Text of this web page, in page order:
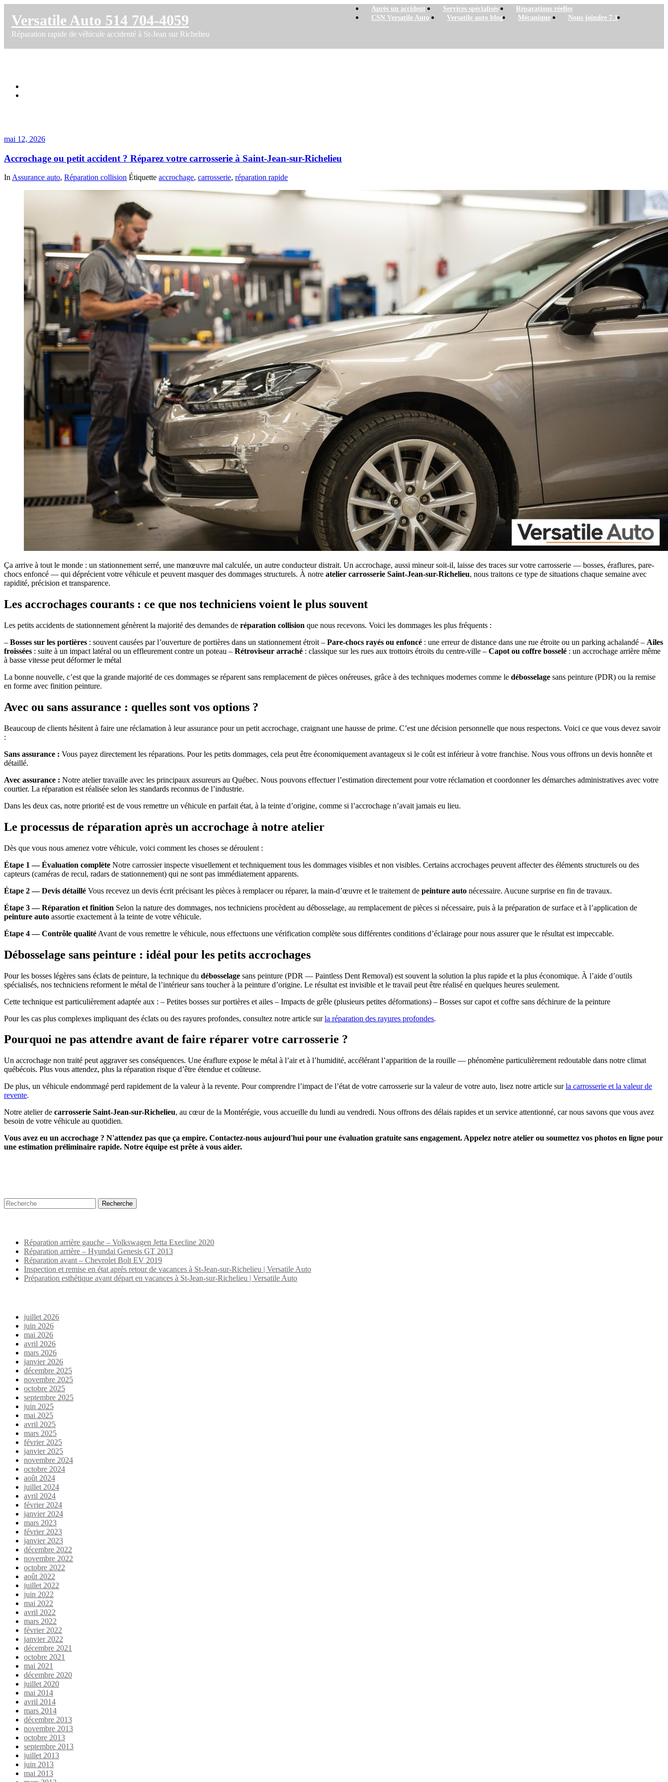
Versatile Auto 514 704-4059
Réparation rapide de véhicule accidenté à St-Jean sur Richelieu
Après un accident Services spécialisés
Réparations réelles
CSN Versatile Auto
Versatile auto blog Mécanique Nous joindre 7.1
mai 12, 2026
Accrochage ou petit accident ? Réparez votre carrosserie à Saint-Jean-sur-Richelieu
In Assurance auto, Réparation collision Étiquette accrochage, carrosserie, réparation rapide
Ça arrive à tout le monde : un stationnement serré, une manœuvre mal calculée, un autre conducteur distrait. Un accrochage, aussi mineur soit-il, laisse des traces sur votre carrosserie — bosses, éraflures, pare-
chocs enfoncé — qui déprécient votre véhicule et peuvent masquer des dommages structurels. À notre atelier carrosserie Saint-Jean-sur-Richelieu, nous traitons ce type de situations chaque semaine avec
rapidité, précision et transparence.
Les accrochages courants : ce que nos techniciens voient le plus souvent
Les petits accidents de stationnement génèrent la majorité des demandes de réparation collision que nous recevons. Voici les dommages les plus fréquents :
– Bosses sur les portières : souvent causées par l’ouverture de portières dans un stationnement étroit – Pare-chocs rayés ou enfoncé : une erreur de distance dans une rue étroite ou un parking achalandé – Ailes
froissées : suite à un impact latéral ou un effleurement contre un poteau – Rétroviseur arraché : classique sur les rues aux trottoirs étroits du centre-ville – Capot ou coffre bosselé : un accrochage arrière même
à basse vitesse peut déformer le métal
La bonne nouvelle, c’est que la grande majorité de ces dommages se réparent sans remplacement de pièces onéreuses, grâce à des techniques modernes comme le débosselage sans peinture (PDR) ou la remise
en forme avec finition peinture.
Avec ou sans assurance : quelles sont vos options ?
Beaucoup de clients hésitent à faire une réclamation à leur assurance pour un petit accrochage, craignant une hausse de prime. C’est une décision personnelle que nous respectons. Voici ce que vous devez savoir
:
Sans assurance : Vous payez directement les réparations. Pour les petits dommages, cela peut être économiquement avantageux si le coût est inférieur à votre franchise. Nous vous offrons un devis honnête et
détaillé.
Avec assurance : Notre atelier travaille avec les principaux assureurs au Québec. Nous pouvons effectuer l’estimation directement pour votre réclamation et coordonner les démarches administratives avec votre
courtier. La réparation est réalisée selon les standards reconnus de l’industrie.
Dans les deux cas, notre priorité est de vous remettre un véhicule en parfait état, à la teinte d’origine, comme si l’accrochage n’avait jamais eu lieu.
Le processus de réparation après un accrochage à notre atelier
Dès que vous nous amenez votre véhicule, voici comment les choses se déroulent :
Étape 1 — Évaluation complète Notre carrossier inspecte visuellement et techniquement tous les dommages visibles et non visibles. Certains accrochages peuvent affecter des éléments structurels ou des
capteurs (caméras de recul, radars de stationnement) qui ne sont pas immédiatement apparents.
Étape 2 — Devis détaillé Vous recevez un devis écrit précisant les pièces à remplacer ou réparer, la main-d’œuvre et le traitement de peinture auto nécessaire. Aucune surprise en fin de travaux.
Étape 3 — Réparation et finition Selon la nature des dommages, nos techniciens procèdent au débosselage, au remplacement de pièces si nécessaire, puis à la préparation de surface et à l’application de
peinture auto assortie exactement à la teinte de votre véhicule.
Étape 4 — Contrôle qualité Avant de vous remettre le véhicule, nous effectuons une vérification complète sous différentes conditions d’éclairage pour nous assurer que le résultat est impeccable.
Débosselage sans peinture : idéal pour les petits accrochages
Pour les bosses légères sans éclats de peinture, la technique du débosselage sans peinture (PDR — Paintless Dent Removal) est souvent la solution la plus rapide et la plus économique. À l’aide d’outils
spécialisés, nos techniciens reforment le métal de l’intérieur sans toucher à la peinture d’origine. Le résultat est invisible et le travail peut être réalisé en quelques heures seulement.
Cette technique est particulièrement adaptée aux : – Petites bosses sur portières et ailes – Impacts de grêle (plusieurs petites déformations) – Bosses sur capot et coffre sans déchirure de la peinture
Pour les cas plus complexes impliquant des éclats ou des rayures profondes, consultez notre article surla réparation des rayures profondes.
Pourquoi ne pas attendre avant de faire réparer votre carrosserie ?
Un accrochage non traité peut aggraver ses conséquences. Une éraflure expose le métal à l’air et à l’humidité, accélérant l’apparition de la rouille — phénomène particulièrement redoutable dans notre climat
québécois. Plus vous attendez, plus la réparation risque d’être étendue et coûteuse.
De plus, un véhicule endommagé perd rapidement de la valeur à la revente. Pour comprendre l’impact de l’état de votre carrosserie sur la valeur de votre auto, lisez notre article surla carrosserie et la valeur de
revente.
Notre atelier de carrosserie Saint-Jean-sur-Richelieu, au cœur de la Montérégie, vous accueille du lundi au vendredi. Nous offrons des délais rapides et un service attentionné, car nous savons que vous avez
besoin de votre véhicule au quotidien.
Vous avez eu un accrochage ? N'attendez pas que ça empire. Contactez-nous aujourd'hui pour une évaluation gratuite sans engagement. Appelez notre atelier ou soumettez vos photos en ligne pour
une estimation préliminaire rapide. Notre équipe est prête à vous aider.
Réparation arrière gauche – Volkswagen Jetta Execline 2020
Réparation arrière – Hyundai Genesis GT 2013
Réparation avant – Chevrolet Bolt EV 2019
Inspection et remise en état après retour de vacances à St-Jean-sur-Richelieu | Versatile Auto
Préparation esthétique avant départ en vacances à St-Jean-sur-Richelieu | Versatile Auto
juillet 2026
juin 2026
mai 2026
avril 2026
mars 2026
janvier 2026
décembre 2025
novembre 2025
octobre 2025
septembre 2025
juin 2025
mai 2025
avril 2025
mars 2025
février 2025
janvier 2025
novembre 2024
octobre 2024
août 2024
juillet 2024
avril 2024
février 2024
janvier 2024
mars 2023
février 2023
janvier 2023
décembre 2022
novembre 2022
octobre 2022
août 2022
juillet 2022
juin 2022
mai 2022
avril 2022
mars 2022
février 2022
janvier 2022
décembre 2021
octobre 2021
mai 2021
décembre 2020
juillet 2020
mai 2014
avril 2014
mars 2014
décembre 2013
novembre 2013
octobre 2013
septembre 2013
juillet 2013
juin 2013
mai 2013